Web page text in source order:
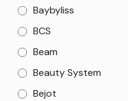
Baybyliss
BCS
Beam
Beauty System
Bejot